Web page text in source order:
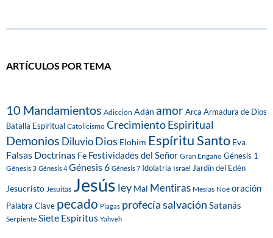
ARTÍCULOS POR TEMA
10 Mandamientos Adicción Adán amorArca Armadura de Dios
Batalla Espiritual Catolicismo Crecimiento Espiritual
Demonios DiluvioDios Elohim Espíritu Santo Eva
Falsas Doctrinas Fe Festividades del Señor Gran Engaño Génesis 1
Génesis 3 Génesis 4 Génesis 6 Génesis 7 Idolatría Israel Jardín del Edén
Jesucristo Jesuitas Jesús ley Mal Mentiras Mesías Noé oración
Palabra Clave pecado Plagas profecíasalvación Satanás
Serpiente Siete Espíritus Yahveh